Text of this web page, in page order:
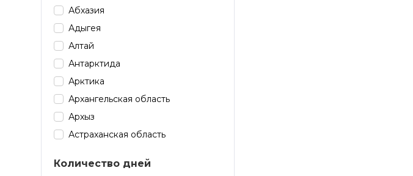
Абхазия
Адыгея
Алтай
Антарктида
Арктика
Архангельская область
Архыз
Астраханская область
Башкирия
Количество дней